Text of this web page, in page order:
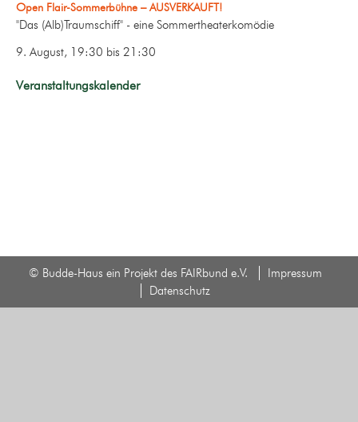
Open Flair-Sommerbühne – AUSVERKAUFT!
"Das (Alb)Traumschiff" - eine Sommertheaterkomödie
9. August, 19:30 bis 21:30
Veranstaltungskalender
© Budde-Haus ein Projekt des FAIRbund e.V.
Impressum
Datenschutz